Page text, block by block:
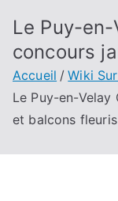
Le Puy-en-
concours
Accueil
Wiki
Le Puy-en-Velay
et balcons fleuris